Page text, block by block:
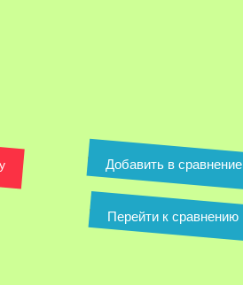
Добавить в сравнение
Перейти к сравнению